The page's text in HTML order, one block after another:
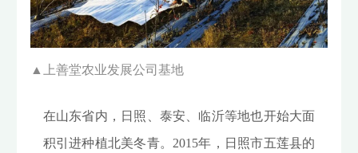
▲上善堂农业发展公司基地
在山东省内，日照、泰安、临沂等地也开始大面
积引进种植北美冬青。2015年，日照市五莲县的